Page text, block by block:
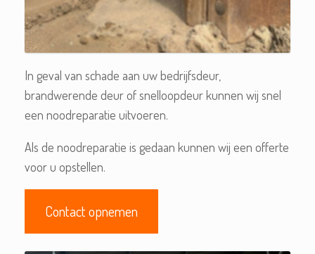
In geval van schade aan uw bedrijfsdeur,
brandwerende deur of snelloopdeur kunnen wij snel
een noodreparatie uitvoeren.
Als de noodreparatie is gedaan kunnen wij een offerte
voor u opstellen.
Contact opnemen